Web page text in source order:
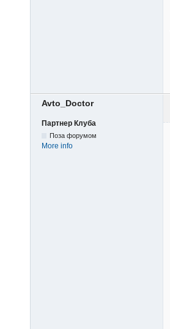
Avto_Doctor
Партнер Клуба
Поза форумом
More info